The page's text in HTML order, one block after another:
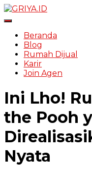
Toggle Navigation
Beranda
Blog
Rumah Dijual
Karir
Join Agen
Ini Lho!
the Pooh
Nyata